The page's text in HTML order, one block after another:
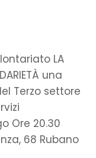
LA
una
Terzo settore
Ore 20.30
68 Rubano